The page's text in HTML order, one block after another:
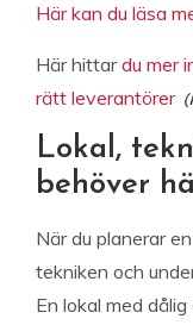
Här kan du läsa
Här hittardu mer
rätt leverantörer
Lokal,
behöver
När du planerar
tekniken och
En lokal med